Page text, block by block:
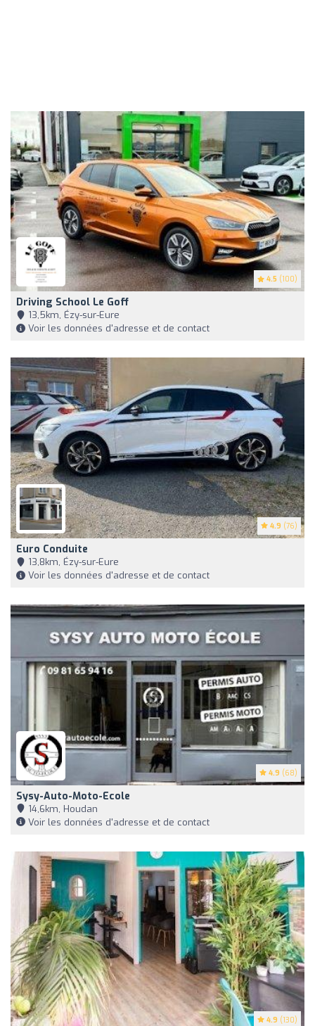
4.5 (100)
Driving School Le Goff
13,5km, Ézy-sur-Eure
Voir les données d'adresse et de contact
4.9 (76)
Euro Conduite
13,8km, Ézy-sur-Eure
Voir les données d'adresse et de contact
4.9 (68)
Sysy-Auto-Moto-Ecole
14,6km, Houdan
Voir les données d'adresse et de contact
4.9 (130)